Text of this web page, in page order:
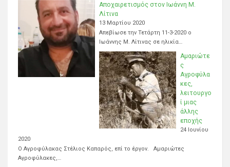
Αποχαιρετισμός στον Ιωάννη Μ.
Λίτινα
13 Μαρτίου 2020
Απεβίωσε την Τετάρτη 11-3-2020 ο
Ιωάννης Μ. Λίτινας σε ηλικία…
Αμαριώτε
ς
Αγροφύλα
κες,
λειτουργο
ί μιας
άλλης
εποχής
24 Ιουνίου
2020
Ο Αγροφύλακας Στέλιος Καπαρός, επί το έργον. Αμαριώτες
Αγροφύλακες,…